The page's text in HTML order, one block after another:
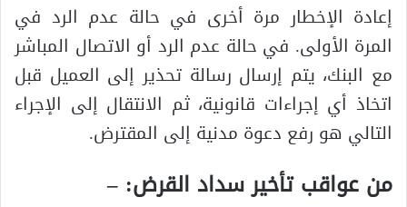
إعادة الإخطار مرة أخرى في حالة عدم الرد في
المرة الأولى. في حالة عدم الرد أو الاتصال المباشر
مع البنك، يتم إرسال رسالة تحذير إلى العميل قبل
اتخاذ أي إجراءات قانونية، ثم الانتقال إلى الإجراء
التالي هو رفع دعوة مدنية إلى المقترض.
من عواقب تأخير سداد القرض: –